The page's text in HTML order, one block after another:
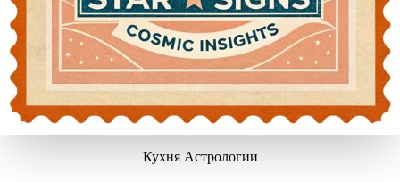
Кухня Астрологии